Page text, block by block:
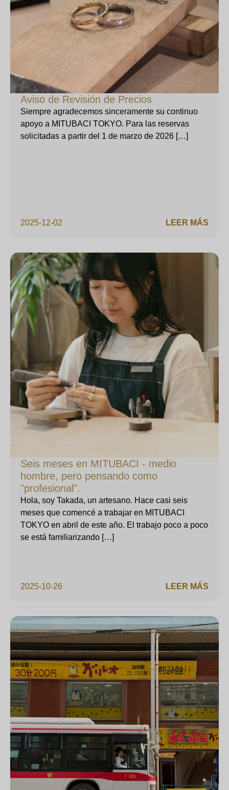
Aviso de Revisión de Precios
2025-12-02
Siempre agradecemos sinceramente su continuo
apoyo a MITUBACI TOKYO. Para las reservas
solicitadas a partir del 1 de marzo de 2026 […]
LEER MÁS
Seis meses en MITUBACI - medio
hombre, pero pensando como
"profesional".
2025-10-26
Hola, soy Takada, un artesano. Hace casi seis
meses que comencé a trabajar en MITUBACI
TOKYO en abril de este año. El trabajo poco a poco
se está familiarizando […]
LEER MÁS